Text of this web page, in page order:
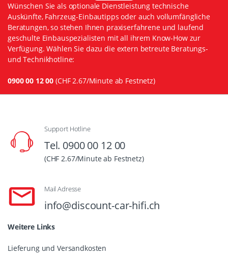
Wünschen Sie als optionale Dienstleistung technische
Auskünfte, Fahrzeug-Einbautipps oder auch vollumfängliche
Beratungen, so stehen Ihnen praxiserfahrene und laufend
geschulte Einbauspezialisten mit all ihrem Know-How zur
Verfügung. Wählen Sie dazu die extern betreute Beratungs-
und Technikhotline:
0900 00 12 00 (CHF 2.67/Minute ab Festnetz)
Support Hotline
Tel. 0900 00 12 00
(CHF 2.67/Minute ab Festnetz)
Mail Adresse
info@discount-car-hifi.ch
Weitere Links
Lieferung und Versandkosten